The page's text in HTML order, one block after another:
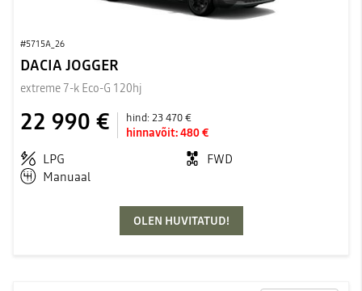
#5715A_26
DACIA JOGGER
extreme 7-k Eco-G 120hj
22 990 € hind:23 470 €
hinnavõit:480 €
LPG
FWD
Manuaal
OLEN HUVITATUD!